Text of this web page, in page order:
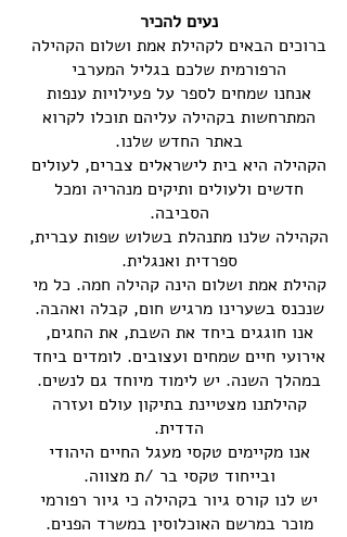
נעים להכיר
ברוכים הבאים לקהילת אמת ושלום הקהילה
הרפורמית שלכם בגליל המערבי
אנחנו שמחים לספר על פעילויות ענפות
המתרחשות בקהילה עליהם תוכלו לקרוא
באתר החדש שלנו.
הקהילה היא בית לישראלים צברים, לעולים
חדשים ולעולים ותיקים מנהריה ומכל
הסביבה.
הקהילה שלנו מתנהלת בשלוש שפות עברית,
ספרדית ואנגלית.
קהילת אמת ושלום הינה קהילה חמה. כל מי
שנכנס בשערינו מרגיש חום, קבלה ואהבה.
אנו חוגגים ביחד את השבת, את החגים,
אירועי חיים שמחים ועצובים. לומדים ביחד
במהלך השנה. יש לימוד מיוחד גם לנשים.
קהילתנו מצטיינת בתיקון עולם ועזרה
הדדית.
אנו מקיימים טקסי מעגל החיים היהודי
ובייחוד טקסי בר /ת מצווה.
יש לנו קורס גיור בקהילה כי גיור רפורמי
מוכר במרשם האוכלוסין במשרד הפנים.